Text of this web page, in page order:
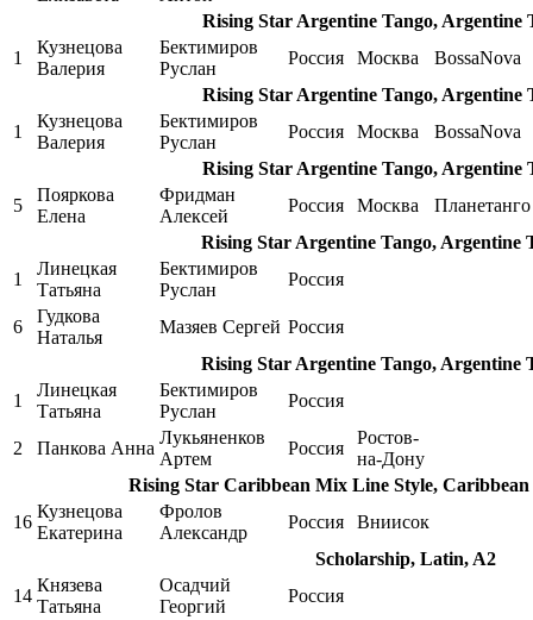
Rising Star Argentine Tango, Argentine
1
Кузнецова
Валерия
Бектимиров
Руслан
Россия Москва
BossaNova
Rising Star Argentine Tango, Argentine
1
Кузнецова
Валерия
Бектимиров
Руслан
Россия Москва
BossaNova
Rising Star Argentine Tango, Argentine
5
Пояркова
Елена
Фридман
Алексей
Россия Москва
Планетанго
Rising Star Argentine Tango, Argentine
1
Линецкая
Татьяна
Бектимиров
Руслан
Россия
6
Гудкова
Наталья
Мазяев Сергей Россия
Rising Star Argentine Tango, Argentine
1
Линецкая
Татьяна
Бектимиров
Руслан
Россия
2 Панкова Анна
Лукьяненков
Артем
Россия
Ростов-
на-Дону
Rising Star Caribbean Mix Line Style,
16
Кузнецова
Екатерина
Фролов
Александр
Россия
Вниисок
Scholarship, Latin, A2
14
Князева
Татьяна
Осадчий
Георгий
Россия